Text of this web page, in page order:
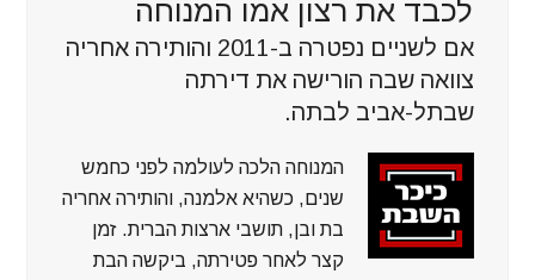
לכבד את רצון אמו המנוחה
אם לשניים נפטרה ב-2011 והותירה אחריה
צוואה שבה הורישה את דירתה
שבתל-אביב לבתה.
המנוחה הלכה לעולמה לפני כחמש
שנים, כשהיא אלמנה, והותירה אחריה
בת ובן, תושבי ארצות הברית. זמן
קצר לאחר פטירתה, ביקשה הבת